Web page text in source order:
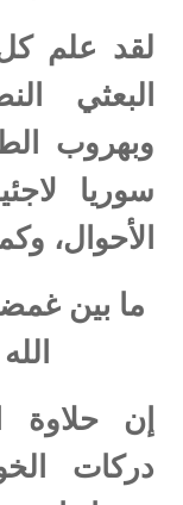
لقد علم
البعثي
وبهروب
سوريا
الأحوال،
ما بين
إن حلاوة
دركات